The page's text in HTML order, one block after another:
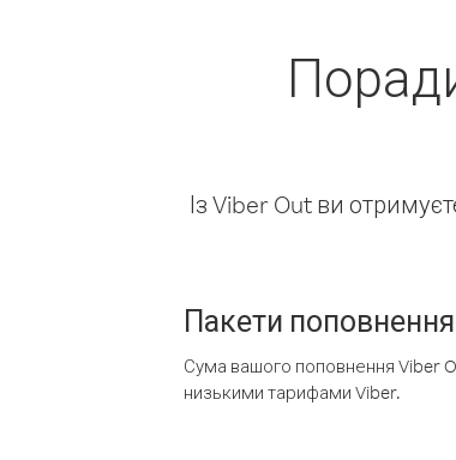
Із Viber Out ви
Пакети поповнення
Сума вашого поповнення Viber
низькими тарифами Viber.